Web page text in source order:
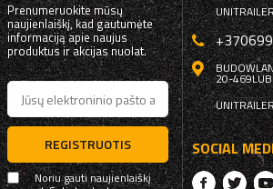
Prenumeruokite mūsų
naujienlaiškį, kad gautumėte
informaciją apie naujus
produktus ir akcijas nuolat.
REGISTRUOTIS
Noriu gauti naujienlaiškį
20-469
SOCIAL